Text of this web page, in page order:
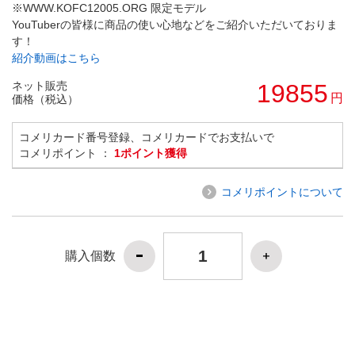
※WWW.KOFC12005.ORG 限定モデル
YouTuberの皆様に商品の使い心地などをご紹介いただいておりま
す！
紹介動画はこちら
ネット販売
価格（税込）
19855 円
コメリカード番号登録、コメリカードでお支払いで
コメリポイント ： 1ポイント獲得
コメリポイントについて
購入個数